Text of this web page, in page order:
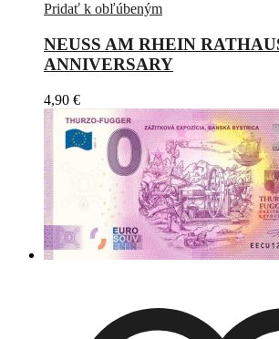
Pridať k obľúbeným
NEUSS AM RHEIN
ANNIVERSARY
4,90 €